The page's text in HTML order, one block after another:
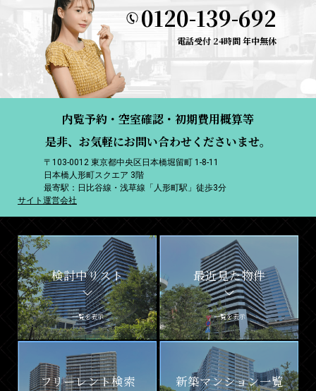
0120-139-692
電話受付 24時間 年中無休
内覧予約・空室確認・初期費用概算等
是非、お気軽にお問い合わせくださいませ。
〒103-0012 東京都中央区日本橋堀留町 1-8-11
日本橋人形町スクエア 3階
最寄駅：日比谷線・浅草線「人形町駅」徒歩3分
サイト運営会社
検討中リスト
一覧を表示
最近見た物件
一覧を表示
フリーレント検索 新築マンション一覧